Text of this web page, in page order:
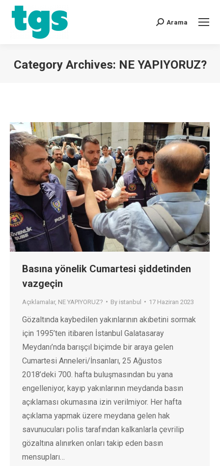
Arama
Category Archives: NE YAPIYORUZ?
Basına yönelik Cumartesi şiddetinden
vazgeçin
Açıklamalar, NE YAPIYORUZ? By istanbul 17 Haziran 2023
Gözaltında kaybedilen yakınlarının akıbetini sormak
için 1995’ten itibaren İstanbul Galatasaray
Meydanı’nda barışçıl biçimde bir araya gelen
Cumartesi Anneleri/İnsanları, 25 Ağustos
2018’deki 700. hafta buluşmasından bu yana
engelleniyor, kayıp yakınlarının meydanda basın
açıklaması okumasına izin verilmiyor. Her hafta
açıklama yapmak üzere meydana gelen hak
savunucuları polis tarafından kalkanlarla çevrilip
gözaltına alınırken onları takip eden basın
mensupları…